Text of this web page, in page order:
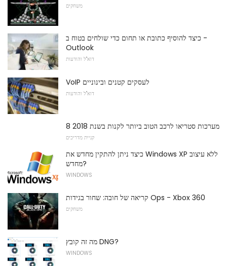
משחקים
כיצד להוסיף כתובת או תחום כדי שולחים בטוח ב -
Outlook
דוא"ל והודעות
VoIP לעסקים קטנים ובינוניים
דוא"ל והודעות
8 מערכות סטריאו לרכב הטוב ביותר לקנות בשנת 2018
קניית מדריכים
כיצד ניתן להתקין מחדש את Windows XP ללא עיצוב
מחדש?
WINDOWS
קריאה של חובה: שחור בגידות Ops - Xbox 360
משחקים
מה זה קובץ DNG?
WINDOWS